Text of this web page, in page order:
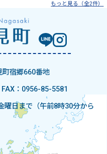
もっと見る（全2件）
町宿郷660番地
FAX：0956-85-5581
曜日まで（午前8時30分から